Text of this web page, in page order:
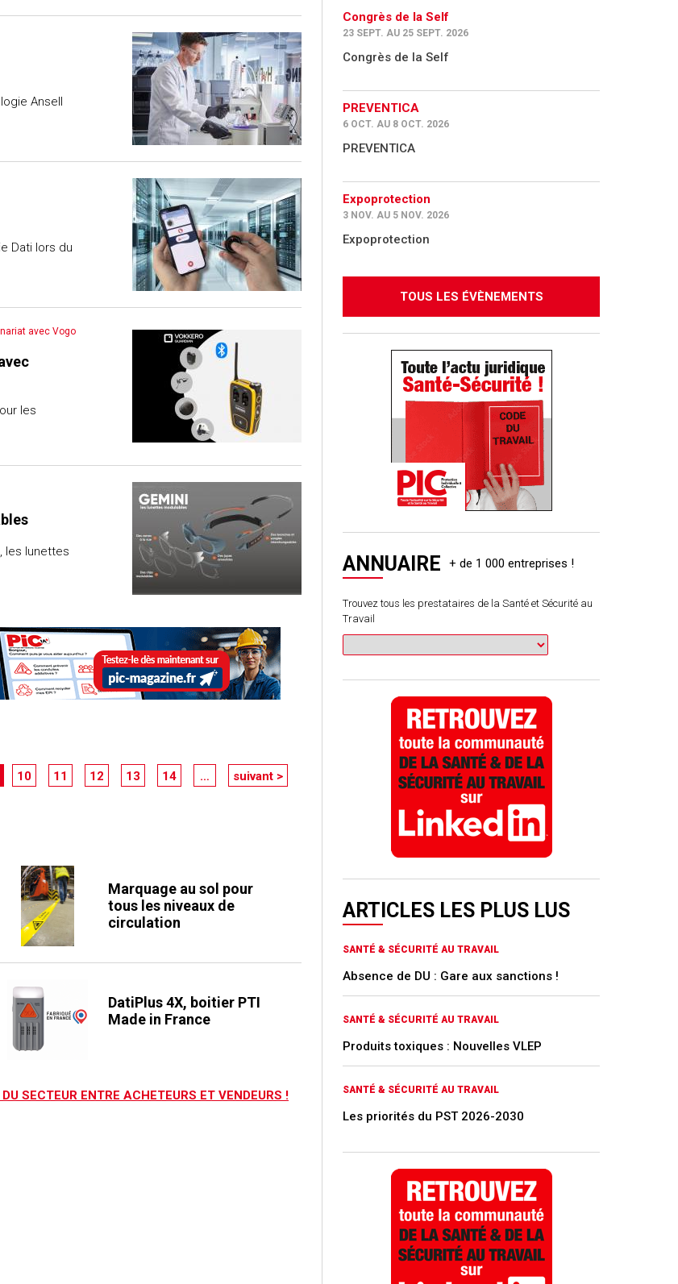
Ansell
Dati lors du
avec Vogo
les
les lunettes
10 11 12 13 14 … suivant >
Marquage au sol pour
tous les niveaux de
circulation
DatiPlus 4X, boitier PTI
Made in France
SECTEUR ENTRE ACHETEURS ET VENDEURS !
Congrès de la Self
23 SEPT. AU 25 SEPT. 2026
Congrès de la Self
PREVENTICA
6 OCT. AU 8 OCT. 2026
PREVENTICA
Expoprotection
3 NOV. AU 5 NOV. 2026
Expoprotection
TOUS LES ÉVÈNEMENTS
ANNUAIRE
Trouvez tous les prestataires de la Santé et Sécurité au
Travail
ARTICLES LES PLUS LUS
SANTÉ & SÉCURITÉ AU TRAVAIL
Absence de DU : Gare aux sanctions !
SANTÉ & SÉCURITÉ AU TRAVAIL
Produits toxiques : Nouvelles VLEP
SANTÉ & SÉCURITÉ AU TRAVAIL
Les priorités du PST 2026-2030